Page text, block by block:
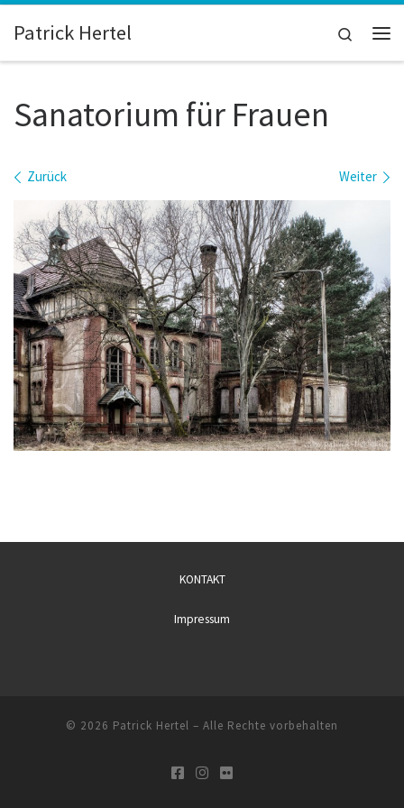
Zum Inhalt springen
Patrick Hertel
Search
Sanatorium für Frauen
Bilder Navigation
Zurück Weiter
KONTAKT
Impressum
© 2026 Patrick Hertel – Alle Rechte vorbehalten